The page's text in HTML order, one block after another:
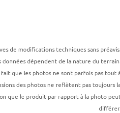
de modifications techniques sans
données dépendent de la nature du
que les photos ne sont parfois pas tout
des photos ne reflètent pas toujours
que le produit par rapport à la photo